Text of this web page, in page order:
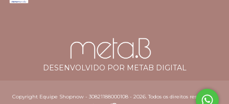
DESENVOLVIDO POR METAB DIGITAL
Copyright Equipe Shopnow - 30821188000108 - 2026. Todos os direitos reservados.